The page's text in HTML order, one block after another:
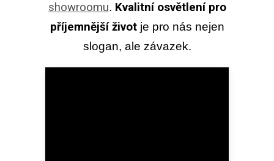
showroomu. Kvalitní osvětlení pro
příjemnější životje pro nás nejen
slogan, ale závazek.